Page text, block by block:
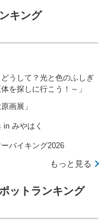
キング
うして？光と色のふしぎ
を探しに行こう！～」
画展」
みやはく
バイキング2026
もっと見る
ットランキング